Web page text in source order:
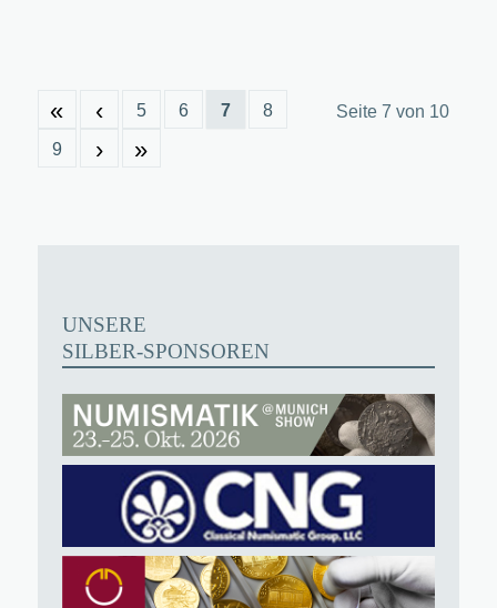
Seite 7 von 10
« ‹ 5 6 7 8
9 › »
UNSERE
SILBER-SPONSOREN